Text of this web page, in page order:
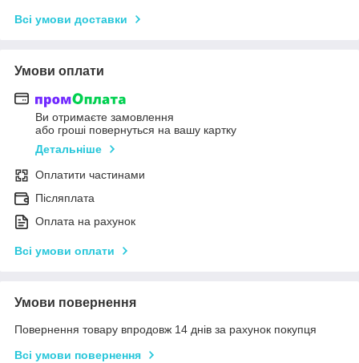
Всі умови доставки
Умови оплати
Ви отримаєте замовлення
або гроші повернуться на вашу картку
Детальніше
Оплатити частинами
Післяплата
Оплата на рахунок
Всі умови оплати
Умови повернення
Повернення товару впродовж 14 днів за рахунок покупця
Всі умови повернення